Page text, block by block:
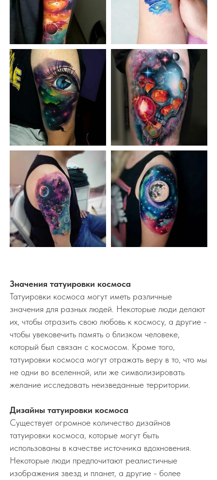
Значения татуировки космоса
Татуировки космоса могут иметь различные
значения для разных людей. Некоторые люди делают
их, чтобы отразить свою любовь к космосу, а другие -
чтобы увековечить память о близком человеке,
который был связан с космосом. Кроме того,
татуировки космоса могут отражать веру в то, что мы
не одни во вселенной, или же символизировать
желание исследовать неизведанные территории.
Дизайны татуировки космоса
Существует огромное количество дизайнов
татуировки космоса, которые могут быть
использованы в качестве источника вдохновения.
Некоторые люди предпочитают реалистичные
изображения звезд и планет, а другие - более